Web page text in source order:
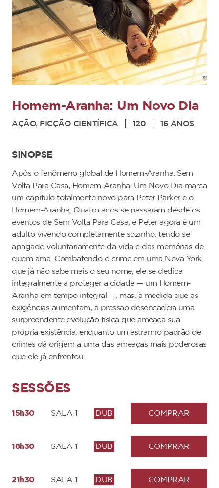
Homem-Aranha: Um Novo Dia
AÇÃO, FICÇÃO CIENTÍFICA 120 16 ANOS
SINOPSE
Após o fenômeno global de Homem-Aranha: Sem
Volta Para Casa, Homem-Aranha: Um Novo Dia marca
um capítulo totalmente novo para Peter Parker e o
Homem-Aranha. Quatro anos se passaram desde os
eventos de Sem Volta Para Casa, e Peter agora é um
adulto vivendo completamente sozinho, tendo se
apagado voluntariamente da vida e das memórias de
quem ama. Combatendo o crime em uma Nova York
que já não sabe mais o seu nome, ele se dedica
integralmente a proteger a cidade — um Homem-
Aranha em tempo integral —, mas, à medida que as
exigências aumentam, a pressão desencadeia uma
surpreendente evolução física que ameaça sua
própria existência, enquanto um estranho padrão de
crimes dá origem a uma das ameaças mais poderosas
que ele já enfrentou.
SESSÕES
15h30 SALA 1 DUB COMPRAR
18h30 SALA 1 DUB COMPRAR
21h30 SALA 1 DUB COMPRAR